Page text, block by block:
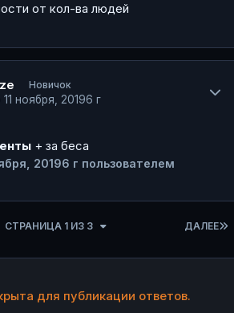
от кол-ва людей
Новичок
11 ноября, 20196 г
+ за беса
20196 г пользователем
ДАЛЕЕ
СТРАНИЦА 1 ИЗ 3
для публикации ответов.